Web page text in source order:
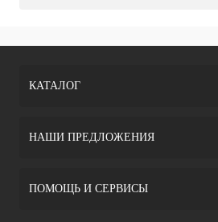
КАТАЛОГ
НАШИ ПРЕДЛОЖЕНИЯ
ПОМОЩЬ И СЕРВИСЫ